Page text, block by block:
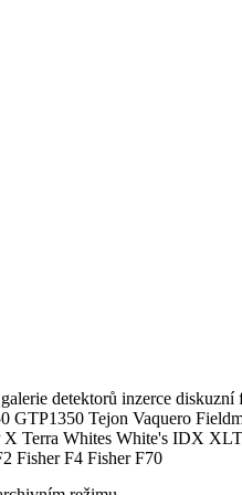
detektorů inzerce diskuzní
Tejon Vaquero
Terra Whites White's IDX
Fisher F4 Fisher F70